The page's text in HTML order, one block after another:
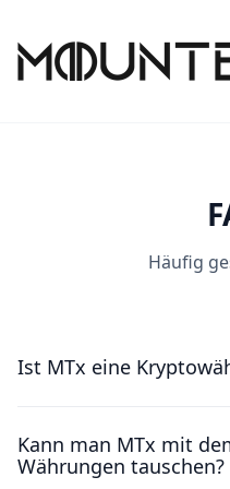
Häufig
Ist MTx eine
deutlich von
handelbar, hat keine
Kann man MTx mit
Währungen tauschen?